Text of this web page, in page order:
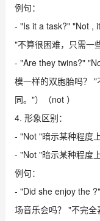
例句：
- "Is it a task?" "Not ,
"不算很困难，只需一
- "Are they twins?"
模一样的双胞胎吗？
同。"）（not ）
4. 形象区别：
- "Not "暗示某种程度
- "Not "暗示某种程度
例句：
- "Did she enjoy the
场音乐会吗？ "不完